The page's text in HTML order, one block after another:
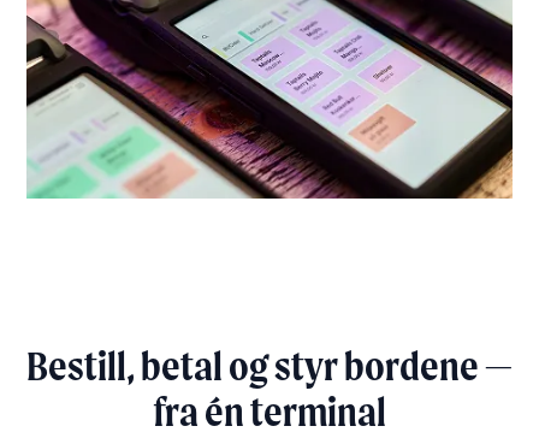
Bestill, betal og styr bordene —
fra én terminal